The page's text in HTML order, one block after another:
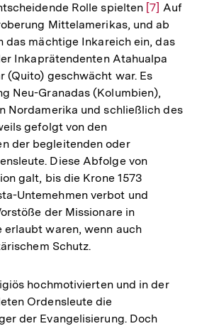
Rolle spielten Zur
der
Fußnote
[7] Auf
Mittelamerikas, und ab
das mächtige Inkareich ein, das
Inkaprätendenten Atahualpa
(Quito) geschwächt war. Es
Neu-Granadas (Kolumbien),
Nordamerika und schließlich des
gefolgt von den
der begleitenden oder
Diese Abfolge von
galt, bis die Krone 1573
Untemehmen verbot und
der Missionare in
erlaubt waren, wenn auch
Schutz.
hochmotivierten und in der
Ordensleute die
der Evangelisierung. Doch